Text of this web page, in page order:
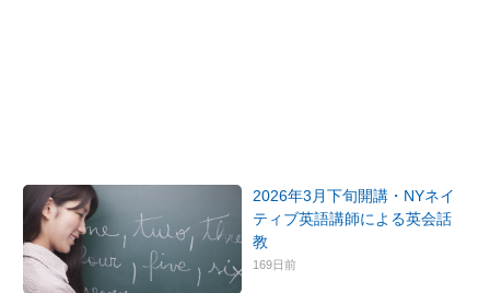
2026年3月下旬開講・NYネイ
ティブ英語講師による英会話
教
169日前